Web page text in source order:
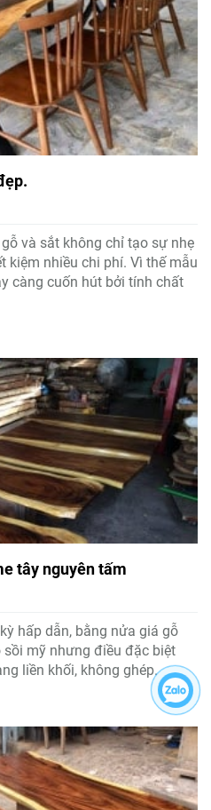
và sắt không chỉ tạo sự nhẹ
kiệm nhiều chi phí. Vì thế mẫu
càng cuốn hút bởi tính chất
tây nguyên tấm
hấp dẫn, bằng nửa giá gỗ
mỹ nhưng điều đặc biệt
liền khối, không ghép.